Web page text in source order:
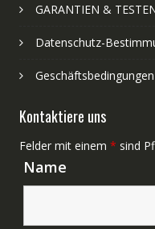
GARANTIEN &
Datenschutz-
Geschäftsbedingungen
Kontaktiere uns
Felder mit einem * sind
Name